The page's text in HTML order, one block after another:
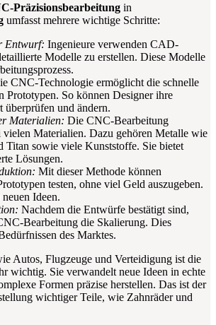
Präzisionsbearbeitung in
umfasst mehrere wichtige Schritte:
Entwurf: Ingenieure verwenden CAD-
Modelle zu erstellen. Diese Modelle
CNC-Technologie ermöglicht die schnelle
Prototypen. So können Designer ihre
überprüfen und ändern.
Materialien: Die CNC-Bearbeitung
Materialien. Dazu gehören Metalle wie
Titan sowie viele Kunststoffe. Sie bietet
Lösungen.
Mit dieser Methode können
testen, ohne viel Geld auszugeben.
Ideen.
Nachdem die Entwürfe bestätigt sind,
Bearbeitung die Skalierung. Dies
des Marktes.
Autos, Flugzeuge und Verteidigung ist die
wichtig. Sie verwandelt neue Ideen in echte
Formen präzise herstellen. Das ist der
wichtiger Teile, wie Zahnräder und